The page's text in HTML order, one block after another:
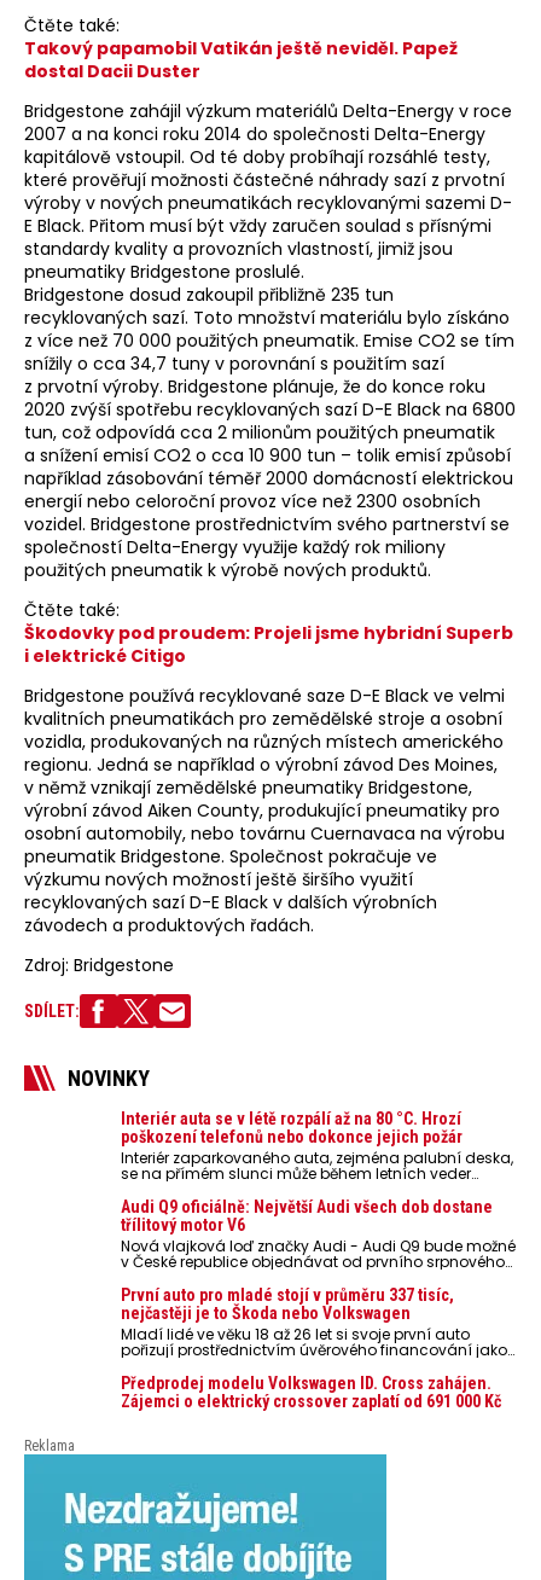
Čtěte také:
Takový papamobil Vatikán ještě neviděl. Papež
dostal Dacii Duster
Bridgestone zahájil výzkum materiálů Delta-Energy v roce
2007 a na konci roku 2014 do společnosti Delta-Energy
kapitálově vstoupil. Od té doby probíhají rozsáhlé testy,
které prověřují možnosti částečné náhrady sazí z prvotní
výroby v nových pneumatikách recyklovanými sazemi D-
E Black. Přitom musí být vždy zaručen soulad s přísnými
standardy kvality a provozních vlastností, jimiž jsou
pneumatiky Bridgestone proslulé.
Bridgestone dosud zakoupil přibližně 235 tun
recyklovaných sazí. Toto množství materiálu bylo získáno
z více než 70 000 použitých pneumatik. Emise CO2 se tím
snížily o cca 34,7 tuny v porovnání s použitím sazí
z prvotní výroby. Bridgestone plánuje, že do konce roku
2020 zvýší spotřebu recyklovaných sazí D-E Black na 6800
tun, což odpovídá cca 2 milionům použitých pneumatik
a snížení emisí CO2 o cca 10 900 tun – tolik emisí způsobí
například zásobování téměř 2000 domácností elektrickou
energií nebo celoroční provoz více než 2300 osobních
vozidel. Bridgestone prostřednictvím svého partnerství se
společností Delta-Energy využije každý rok miliony
použitých pneumatik k výrobě nových produktů.
Čtěte také:
Škodovky pod proudem: Projeli jsme hybridní Superb
i elektrické Citigo
Bridgestone používá recyklované saze D-E Black ve velmi
kvalitních pneumatikách pro zemědělské stroje a osobní
vozidla, produkovaných na různých místech amerického
regionu. Jedná se například o výrobní závod Des Moines,
v němž vznikají zemědělské pneumatiky Bridgestone,
výrobní závod Aiken County, produkující pneumatiky pro
osobní automobily, nebo továrnu Cuernavaca na výrobu
pneumatik Bridgestone. Společnost pokračuje ve
výzkumu nových možností ještě širšího využití
recyklovaných sazí D-E Black v dalších výrobních
závodech a produktových řadách.
Zdroj: Bridgestone
SDÍLET:
NOVINKY
Interiér auta se v létě rozpálí až na 80 °C. Hrozí
poškození telefonů nebo dokonce jejich požár
Interiér zaparkovaného auta, zejména palubní deska,
se na přímém slunci může během letních veder
nebezpečí pro odložené mobilní telefony, powerbanky
nebo notebooky. Můžou urychlit stárnutí baterií,
poškodit elektroniku a ve výjimečných případech i
zvýšit riziko požáru.
Audi Q9 oficiálně: Největší Audi všech dob dostane
třílitový motor V6
Nová vlajková loď značky Audi - Audi Q9 bude možné
v České republice objednávat od prvního srpnového
První auto pro mladé stojí v průměru 337 tisíc,
nejčastěji je to Škoda nebo Volkswagen
Mladí lidé ve věku 18 až 26 let si svoje první auto
pořizují prostřednictvím úvěrového financování jako
auto. Průměrná pořizovací cena vozu dosahuje 337
tisíc korun a průměrná financovaná částka
přesahuje 251 tisíc korun. Vyplývá to z dat Leasingu
Předprodej modelu Volkswagen ID. Cross zahájen.
Zájemci o elektrický crossover zaplatí od 691 000 Kč
Reklama